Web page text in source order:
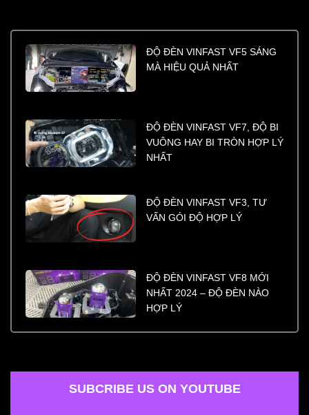
ĐỘ ĐÈN VINFAST VF5 SÁNG
MÀ HIỆU QUẢ NHẤT
ĐỘ ĐÈN VINFAST VF7, ĐỘ BI
VUÔNG HAY BI TRÒN HỢP LÝ
NHẤT
ĐỘ ĐÈN VINFAST VF3, TƯ
VẤN GÓI ĐỘ HỢP LÝ
ĐỘ ĐÈN VINFAST VF8 MỚI
NHẤT 2024 – ĐỘ ĐÈN NÀO
HỢP LÝ
SUBCRIBE US ON YOUTUBE